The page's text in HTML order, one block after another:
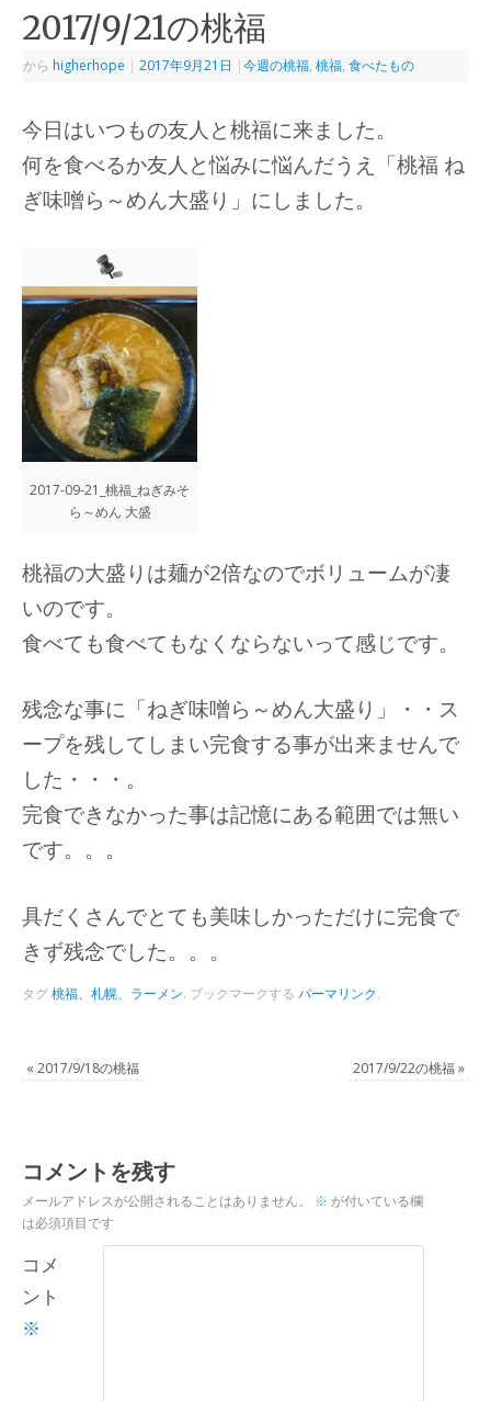
2017/9/21の桃福
から higherhope | 2017年9月21日 |今週の桃福,桃福,食べたもの
今日はいつもの友人と桃福に来ました。
何を食べるか友人と悩みに悩んだうえ「桃福 ね
ぎ味噌ら～めん大盛り」にしました。
2017-09-21_桃福_ねぎみそ
ら～めん 大盛
桃福の大盛りは麺が2倍なのでボリュームが凄
いのです。
食べても食べてもなくならないって感じです。
残念な事に「ねぎ味噌ら～めん大盛り」・・ス
ープを残してしまい完食する事が出来ませんで
した・・・。
完食できなかった事は記憶にある範囲では無い
です。。。
具だくさんでとても美味しかっただけに完食で
きず残念でした。。。
タグ桃福、札幌、ラーメン. ブックマークするパーマリンク.
« 2017/9/18の桃福 2017/9/22の桃福»
コメントを残す
メールアドレスが公開されることはありません。 ※ が付いている欄
は必須項目です
コメ
ント
※